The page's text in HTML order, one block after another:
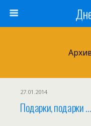
27.01.2014
Подарки, подарки …